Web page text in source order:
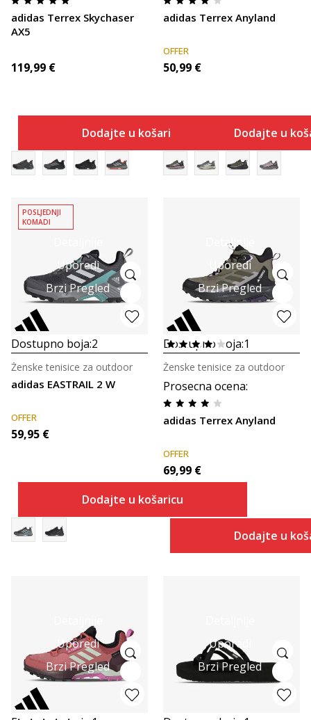
adidas Terrex Skychaser
AX5
119,99 €
Dodajte u košaricu
adidas Terrex Anyland
OFFER
50,99 €
Dodajte u
Uporedi
Brzi Pregled
POSLJEDNJI
KOMADI
Dostupno boja:2
adidas EASTRAIL 2 W
Ženske tenisice za outdoor
OFFER
59,95 €
Dodajte u košaricu
Detaljnije
Uporedi
Brzi Pregled
Dostupno boja:1
Prosecna ocena:
adidas Terrex Anyland
Ženske tenisice za outdoor
OFFER
69,99 €
Dodajte u
Uporedi
Brzi Pregled
Uporedi
Brzi Pregled